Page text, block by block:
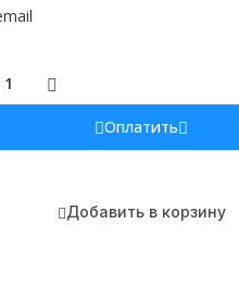
Оплатить
Добавить в корзину